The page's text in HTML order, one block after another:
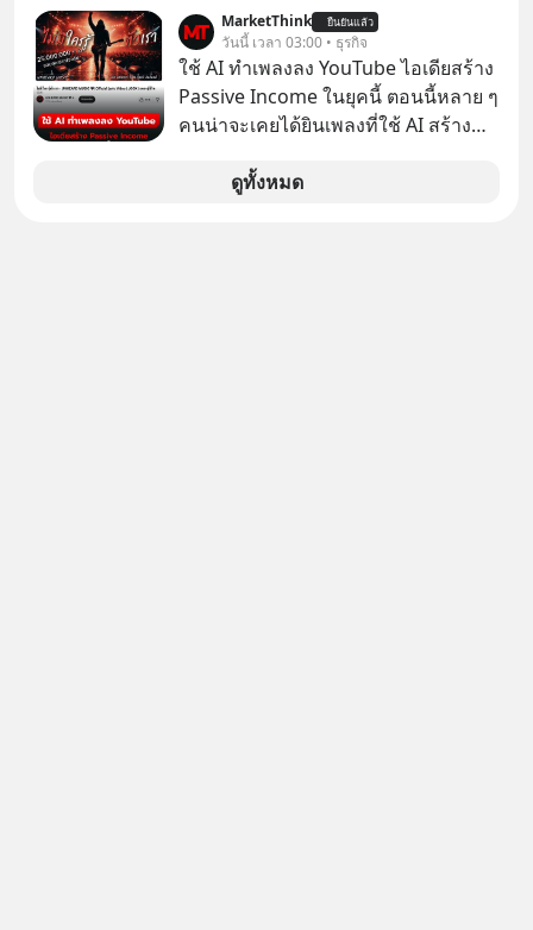
สนใจจบแล้วเกิดคำถามว่า
MarketThink ยืนยันแล้ว
วันนี้ เวลา 03:00 • ธุรกิจ
ใช้ AI ทำเพลงลง YouTube ไอเดียสร้าง
Passive Income ในยุคนี้ ตอนนี้หลาย ๆ
คนน่าจะเคยได้ยินเพลงที่ใช้ AI สร้าง
รู้ตัวเรา” จากช่องชื่อว่า UNHEARD
ดูทั้งหมด